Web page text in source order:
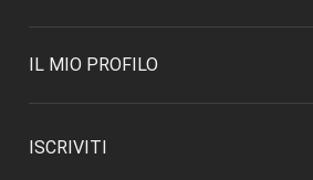
IL MIO PROFILO
ISCRIVITI